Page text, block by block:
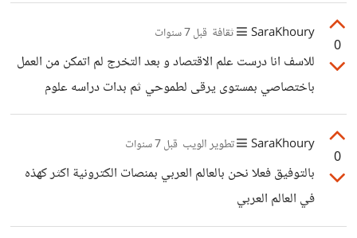
0
SaraKhoury ثقافة قبل 7 سنوات
للاسف انا درست علم الاقتصاد و بعد التخرج لم اتمكن من العمل
باختصاصي بمستوى يرقى لطموحي ثم بدات دراسه علوم
الحاسب ولازلت حتى الان
0
SaraKhoury تطوير الويب قبل 7 سنوات
بالتوفيق فعلا نحن بالعالم العربي بمنصات الكترونية اكثر كهذه
في العالم العربي